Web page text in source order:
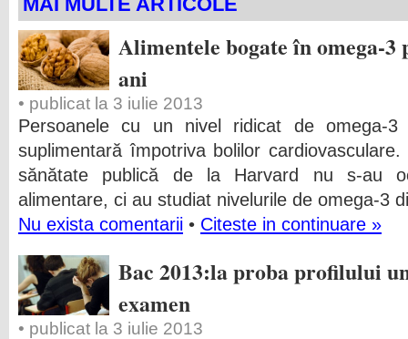
Alimentele bogate în omega-3
ani
• publicat la 3 iulie 2013
Persoanele cu un nivel ridicat de omega-
suplimentară împotriva bolilor
sănătate publică de la Harvard nu s-au
alimentare, ci au studiat nivelurile de omega-3
Nu exista comentarii • Citeste in continuare »
Bac 2013:la proba profilului
examen
• publicat la 3 iulie 2013